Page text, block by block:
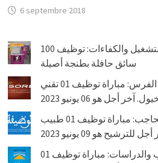
6 septembre 2018
الوكالة الوطنية لإنعاش التشغيل والكفاءات: توظيف 100
سائق حافلة بطنجة أصيلة
الشركة الملكية لتشجيع الفرس: مباراة توظيف 01 تقني
أجل هو 06 يونيو 2023
جماعة اكوراي – إقليم الحاجب: مباراة توظيف 01 طبيب
هو 09 يونيو 2023
المختبر العمومي للتجارب والدراسات: مباراة توظيف 01